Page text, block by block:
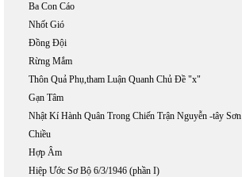
Ba Con Cáo
Nhốt Gió
Đồng Đội
Rừng Mắm
Thôn Quả Phụ,tham Luận Quanh Chủ Đề "x"
Gạn Tâm
Nhật Kí Hành Quân Trong Chiến Trận Nguyễn -tây Sơn
Chiều
Hợp Âm
Hiệp Ước Sơ Bộ 6/3/1946 (phần I)